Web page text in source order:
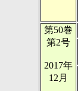
第50巻
第2号
2017年
12月